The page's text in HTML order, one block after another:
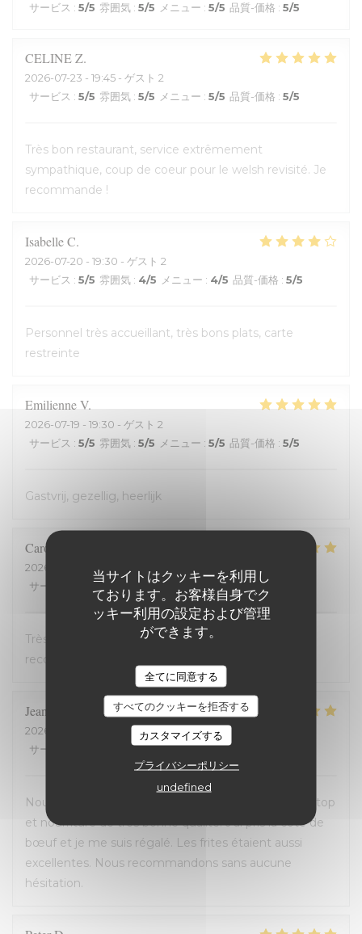
当サイトはクッキーを利用し
ております。お客様自身でク
ッキー利用の設定および管理
ができます。
全てに同意する
すべてのクッキーを拒否する
カスタマイズする
プライバシーポリシー
undefined
サービス : 5/5 雰囲気 : 5/5 メニュー : 5/5 品質-価格 : 5/5
CELINEZ
2026-07-23 - 19:45 - ゲスト 2
サービス : 5/5 雰囲気 : 5/5 メニュー : 5/5 品質-価格 : 5/5
Très bon restaurant, service extrêmement
sympathique, coup de coeur pour le welsh revisité. Je
recommande !
IsabelleC
2026-07-20 - 19:30 - ゲスト 2
サービス : 5/5 雰囲気 : 4/5 メニュー : 4/5 品質-価格 : 5/5
Personnel très accueillant, très bons plats, carte
restreinte
EmilienneV
2026-07-19 - 19:30 - ゲスト 2
サービス : 5/5 雰囲気 : 5/5 メニュー : 5/5 品質-価格 : 5/5
Gastvrij, gezellig, heerlijk
Carole
2026-07-18
- 21:00 - ゲスト 2
サービス
/5 雰囲気 5 /5 メニュー : 5 /5 品質-価格
Très bon accueil et cuisine excellente. On
recommande !
Jean-David
2026-07-13
- 20:30 - ゲスト 2
サービス
:5/5 メニュー:5/5 品質-価格
Nous avons passé une excellente soirée, service au top
et nourriture de très bonne qualité. J’ai pris la cote de
bœuf et je me suis régalé. Les frites étaient aussi
excellentes. Nous recommandons sans aucune
hésitation.